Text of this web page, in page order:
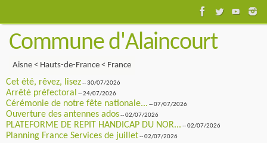
au
contenu
Commune d'Alaincourt
Aisne < Hauts-de-France < France
Cet été, rêvez, lisez-- 30/07/2026
Arrêté préfectoral -- 24/07/2026
Cérémonie de notre fête nationale... -- 07/07/2026
Ouverture des antennes ados-- 02/07/2026
PLATEFORME DE REPIT HANDICAP DU NOR... -- 02/07/2026
Planning France Services de juillet-- 02/07/2026